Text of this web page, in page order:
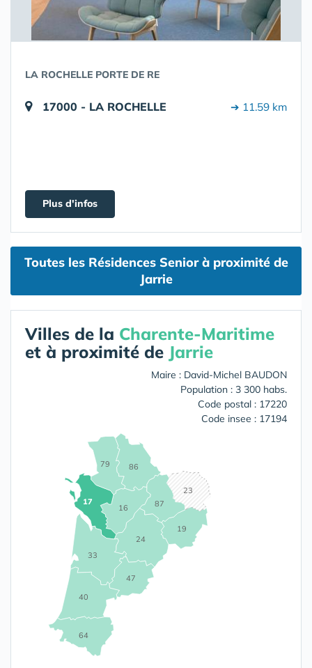
LA ROCHELLE PORTE DE RE
17000 - LA ROCHELLE ➔ 11.59 km
Plus d'infos
Toutes les Résidences Senior à proximité de
Jarrie
Villes de la Charente-Maritime
et à proximité de Jarrie
Maire : David-Michel BAUDON
Population : 3 300 habs.
Code postal : 17220
Code insee : 17194
16
17
19
23
24
33
40
47
64
79 86
87